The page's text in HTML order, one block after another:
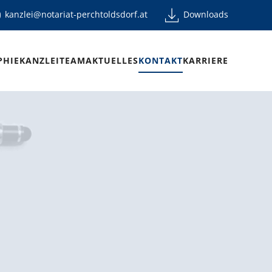
kanzlei@notariat-perchtoldsdorf.at Downloads
KANZLEITEAMAKTUELLESKONTAKTKARRIERE